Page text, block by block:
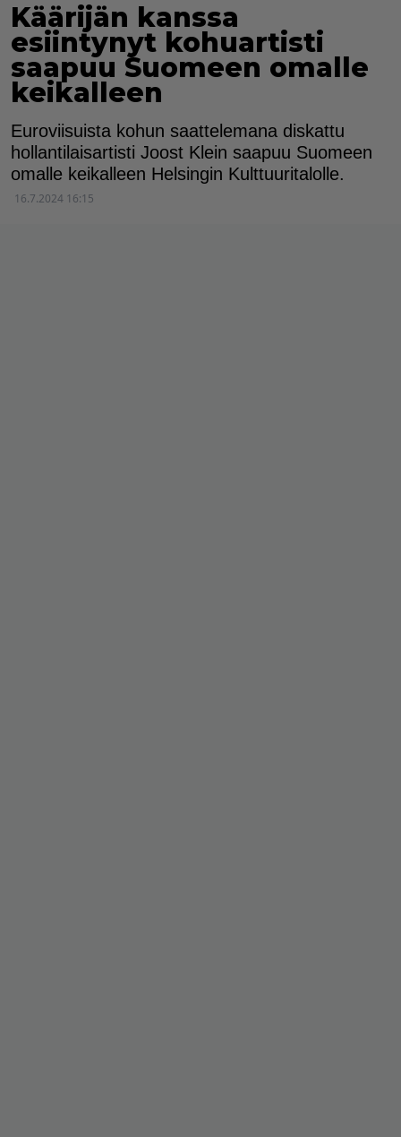
Käärijän kanssa
esiintynyt kohuartisti
saapuu Suomeen omalle
keikalleen
Euroviisuista kohun saattelemana diskattu
hollantilaisartisti Joost Klein saapuu Suomeen
omalle keikalleen Helsingin Kulttuuritalolle.
16.7.2024 16:15